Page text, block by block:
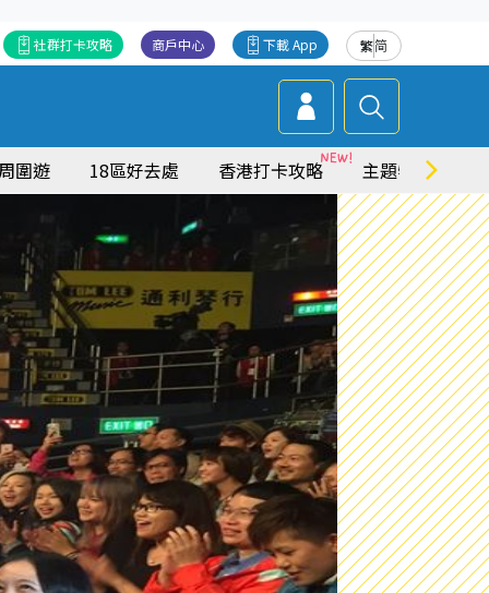
繁简
下載 App
商戶中心
社群打卡攻略
圍遊 18區好去處 香港打卡攻略 主題特集